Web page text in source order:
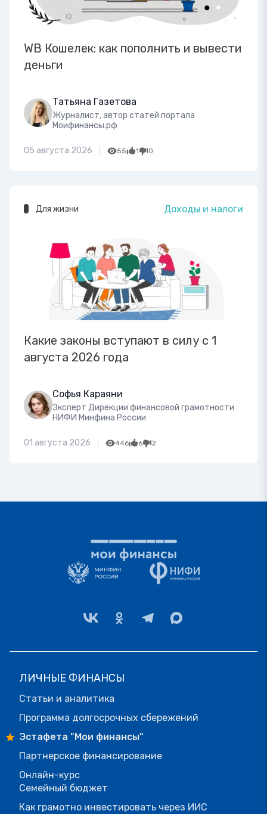
WB Кошелек: как пополнить и вывести
деньги
Татьяна Газетова
Журналист, автор статей портала
Моифинансы.рф
05 августа 2026 55 1 0
Для жизни Доходы и налоги
Какие законы вступают в силу с 1
августа 2026 года
Софья Караяни
Эксперт Дирекции финансовой грамотности
НИФИ Минфина России
01 августа 2026 446 6 2
ЛИЧНЫЕ ФИНАНСЫ
Статьи и аналитика
Программа долгосрочных сбережений
Эстафета "Мои финансы"
Партнерское финансирование
Онлайн-курс
Семейный бюджет
Как грамотно инвестировать через ИИС